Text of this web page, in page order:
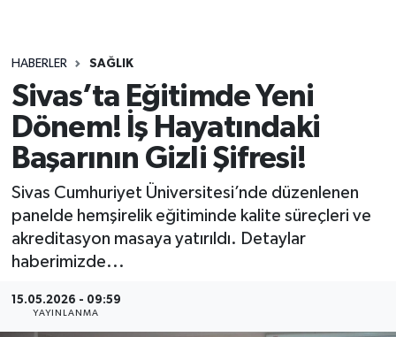
HABERLER SAĞLIK
Sivas’ta Eğitimde Yeni
Dönem! İş Hayatındaki
Başarının Gizli Şifresi!
Sivas Cumhuriyet Üniversitesi’nde düzenlenen
panelde hemşirelik eğitiminde kalite süreçleri ve
akreditasyon masaya yatırıldı. Detaylar
haberimizde...
15.05.2026 - 09:59
YAYINLANMA
GÜNCEL
KÜLTÜR
MAGAZİN
ÖZEL HABER
SAĞLIK
Son Dakika Haberleri
Haber Arşivi